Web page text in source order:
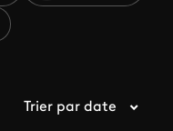
Trier par date